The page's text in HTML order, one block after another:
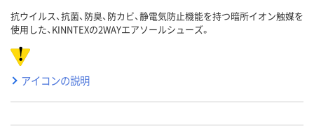
抗ウイルス、抗菌、防臭、防カビ、静電気防止機能を持つ暗所イオン触媒を
使用した、KINNTEXの2WAYエアソールシューズ。
アイコンの説明